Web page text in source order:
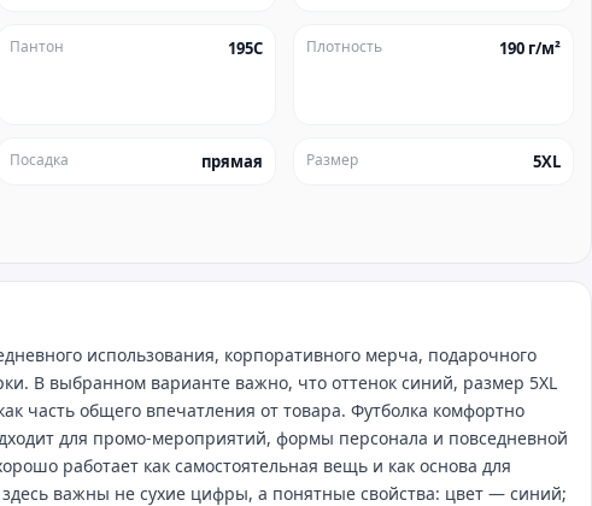
Пантон 195C Плотность 190 г/м²
Посадка прямая Размер 5XL
использования, корпоративного мерча, подарочного
В выбранном варианте важно, что оттенок синий, размер 5XL
часть общего впечатления от товара. Футболка комфортно
для промо‑мероприятий, формы персонала и повседневной
работает как самостоятельная вещь и как основа для
важны не сухие цифры, а понятные свойства: цвет — синий;